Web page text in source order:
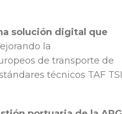
solución digital que
la
de transporte de
técnicos TAF